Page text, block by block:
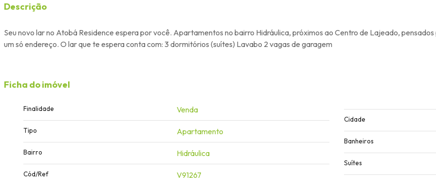
Descrição
Seu novo lar no Atobá Residence espera por você. Apartamentos no bairro Hidráulica, próximos ao Centro de Lajeado,
um só endereço. O lar que te espera conta com: 3 dormitórios (suítes) Lavabo 2 vagas de garagem
Ficha do imóvel
Finalidade Venda
Tipo Apartamento
Bairro Hidráulica
Cód/Ref V91267
Cidade
Banheiros
Suítes